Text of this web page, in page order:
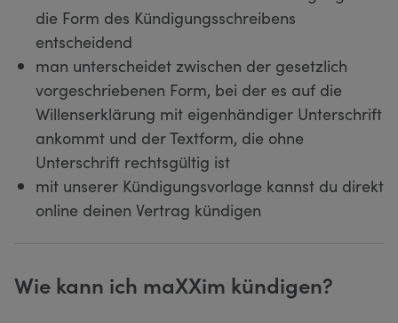
die Form des Kündigungsschreibens
entscheidend
man unterscheidet zwischen der gesetzlich
vorgeschriebenen Form, bei der es auf die
Willenserklärung mit eigenhändiger Unterschrift
ankommt und der Textform, die ohne
Unterschrift rechtsgültig ist
mit unserer Kündigungsvorlage kannst du direkt
online deinen Vertrag kündigen
Wie kann ich maXXim kündigen?